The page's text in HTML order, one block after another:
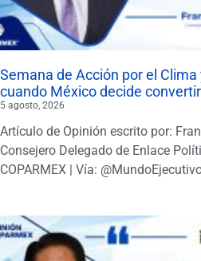
Semana de Acción por el
cuando México decide
5 agosto, 2026
Artículo de Opinión escrito por:
Consejero Delegado de Enlace
COPARMEX | Vía: